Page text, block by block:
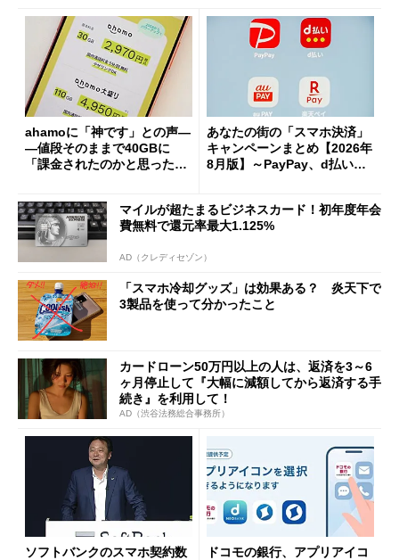
ahamoに「神です」との声―
―値段そのままで40GBに
「課金されたのかと思った」
あなたの街の「スマホ決済」
キャンペーンまとめ【2026年
8月版】～PayPay、d払い、a
マイルが超たまるビジネスカード！初年度年会
費無料で還元率最大1.125%
AD（クレディセゾン）
「スマホ冷却グッズ」は効果ある？ 炎天下で
3製品を使って分かったこと
カードローン50万円以上の人は、返済を3～6
ヶ月停止して『大幅に減額してから返済する手
続き』を利用して！
AD（渋谷法務総合事務所）
ソフトバンクのスマホ契約数
ドコモの銀行、アプリアイコ